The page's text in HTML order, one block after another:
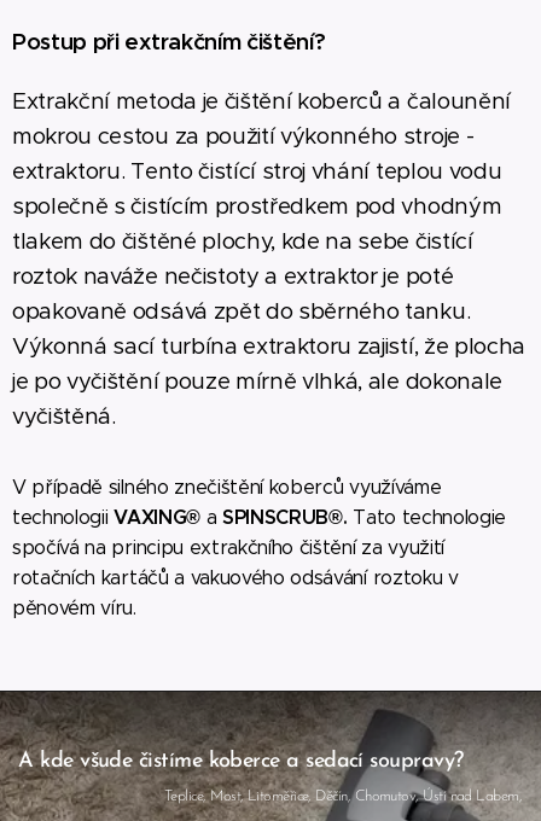
Postup při extrakčním čištění?
Extrakční metoda je čištění koberců a čalounění
mokrou cestou za použití výkonného stroje -
extraktoru. Tento čistící stroj vhání teplou vodu
společně s čistícím prostředkem pod vhodným
tlakem do čištěné plochy, kde na sebe čistící
roztok naváže nečistoty a extraktor je poté
opakovaně odsává zpět do sběrného tanku.
Výkonná sací turbína extraktoru zajistí, že plocha
je po vyčištění pouze mírně vlhká, ale dokonale
vyčištěná.
V případě silného znečištění koberců využíváme
technologiiVAXING®a SPINSCRUB®. Tato technologie
spočívá na principu extrakčního čištění za využití
rotačních kartáčů a vakuového odsávání roztoku v
pěnovém víru.
A kde všude čistíme koberce a sedací soupravy?
Teplice, Most, Litoměřice, Děčín, Chomutov, Ústí nad Labem,